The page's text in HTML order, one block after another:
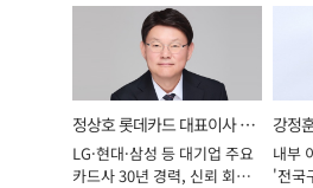
정상호 롯데카드 대표이사 사
장
LG·현대·삼성 등 대기업 주요
카드사 30년 경력, 신뢰 회복
강정
내부
'전국